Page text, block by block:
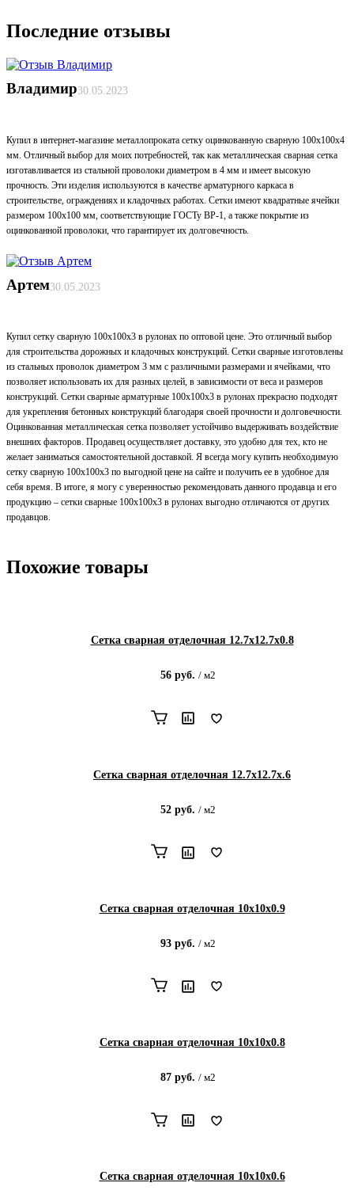
Последние отзывы
Владимир30.05.2023
Купил в интернет-магазине металлопроката сетку оцинкованную сварную 100х100х4
мм. Отличный выбор для моих потребностей, так как металлическая сварная сетка
изготавливается из стальной проволоки диаметром в 4 мм и имеет высокую
прочность. Эти изделия используются в качестве арматурного каркаса в
строительстве, ограждениях и кладочных работах. Сетки имеют квадратные ячейки
размером 100х100 мм, соответствующие ГОСТу ВР-1, а также покрытие из
оцинкованной проволоки, что гарантирует их долговечность.
Артем30.05.2023
Купил сетку сварную 100х100х3 в рулонах по оптовой цене. Это отличный выбор
для строительства дорожных и кладочных конструкций. Сетки сварные изготовлены
из стальных проволок диаметром 3 мм с различными размерами и ячейками, что
позволяет использовать их для разных целей, в зависимости от веса и размеров
конструкций. Сетки сварные арматурные 100х100х3 в рулонах прекрасно подходят
для укрепления бетонных конструкций благодаря своей прочности и долговечности.
Оцинкованная металлическая сетка позволяет устойчиво выдерживать воздействие
внешних факторов. Продавец осуществляет доставку, это удобно для тех, кто не
желает заниматься самостоятельной доставкой. Я всегда могу купить необходимую
сетку сварную 100х100х3 по выгодной цене на сайте и получить ее в удобное для
себя время. В итоге, я могу с уверенностью рекомендовать данного продавца и его
продукцию – сетки сварные 100х100х3 в рулонах выгодно отличаются от других
продавцов.
Похожие товары
Сетка сварная отделочная 12.7х12.7х0.8
56 руб. / м2
Сетка сварная отделочная 12.7х12.7х.6
52 руб. / м2
Сетка сварная отделочная 10х10х0.9
93 руб. / м2
Сетка сварная отделочная 10х10х0.8
87 руб. / м2
Сетка сварная отделочная 10х10х0.6